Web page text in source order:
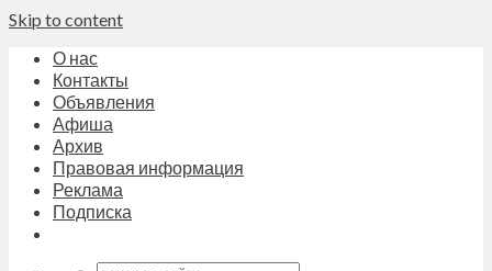
Skip to content
О нас
Контакты
Объявления
Афиша
Архив
Правовая информация
Реклама
Подписка